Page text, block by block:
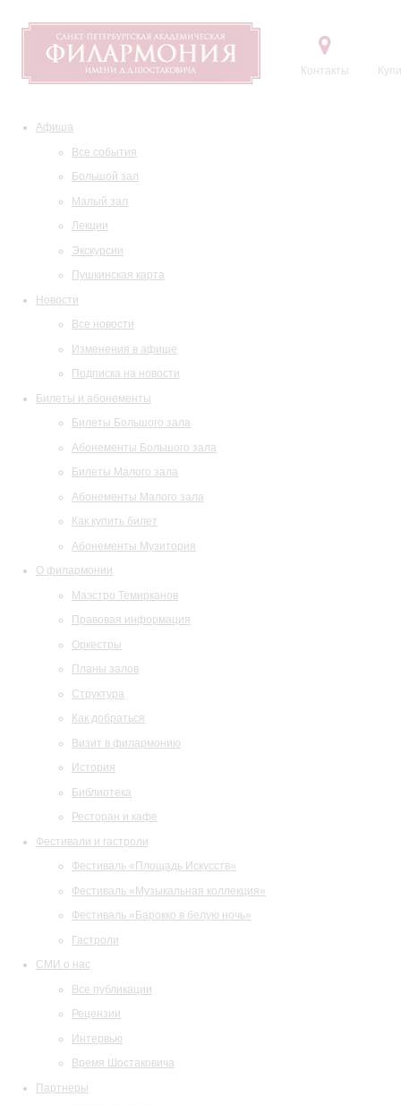
Контакты
Афиша
Все события
Большой зал
Малый зал
Лекции
Экскурсии
Пушкинская карта
Новости
Все новости
Изменения в афише
Подписка на новости
Билеты и абонементы
Билеты Большого зала
Абонементы Большого зала
Билеты Малого зала
Абонементы Малого зала
Как купить билет
Абонементы Музитория
О филармонии
Маэстро Темирканов
Правовая информация
Оркестры
Планы залов
Структура
Как добраться
Визит в филармонию
История
Библиотека
Ресторан и кафе
Фестивали и гастроли
Фестиваль «Площадь Искусств»
Фестиваль «Музыкальная коллекция»
Фестиваль «Барокко в белую ночь»
Гастроли
СМИ о нас
Все публикации
Рецензии
Интервью
Время Шостаковича
Партнеры